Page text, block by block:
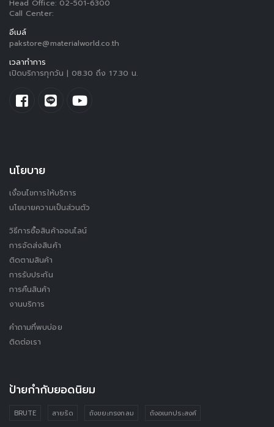
Head Office: 02-501-6300
Call Center:
อีเมล์
pakstore@materialworld.co.th
เวลาทำการ
เปิดบริการทุกวัน | 08.30 ถึง 17.30 น.
นโยบาย
เงื่อนไขการให้บริการ
นโยบายความเป็นส่วนตัว
วิธีการซื้อสินค้าออนไลน์
การจัดส่งสินค้า
ติดตามสินค้า
การรับประกัน
การคืนสินค้า
งานบริการ
คำถามที่พบบ่อย
ติดต่อเรา
ป้ายกำกับยอดนิยม
BRUTE สายรัด ถังขยะทรงกลม ถังอเนกประสงค์